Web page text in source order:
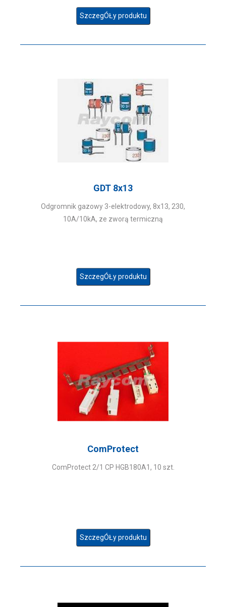
SzczegÓŁy produktu
GDT 8x13
Odgromnik gazowy 3-elektrodowy, 8x13, 230,
10A/10kA, ze zworą termiczną
SzczegÓŁy produktu
ComProtect
ComProtect 2/1 CP HGB180A1, 10 szt.
SzczegÓŁy produktu